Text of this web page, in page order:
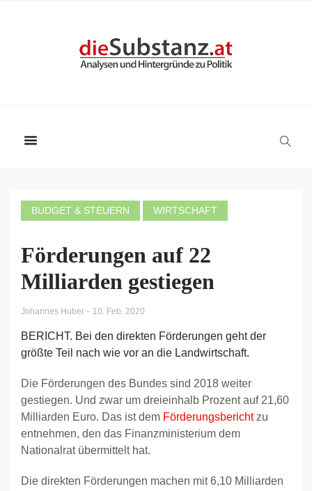
BUDGET & STEUERN WIRTSCHAFT
Förderungen auf 22
Milliarden gestiegen
Johannes Huber - 10. Feb. 2020
BERICHT. Bei den direkten Förderungen geht der
größte Teil nach wie vor an die Landwirtschaft.
Die Förderungen des Bundes sind 2018 weiter
gestiegen. Und zwar um dreieinhalb Prozent auf 21,60
Milliarden Euro. Das ist dem Förderungsberichtzu
entnehmen, den das Finanzministerium dem
Nationalrat übermittelt hat.
Die direkten Förderungen machen mit 6,10 Milliarden